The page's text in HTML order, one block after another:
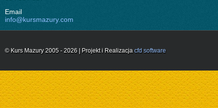
Email
info@kursmazury.com
© Kurs Mazury 2005 - 2026 | Projekt i Realizacja cfd software